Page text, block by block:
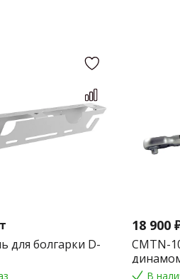
для болгарки D-
18 900
CMTN-
В